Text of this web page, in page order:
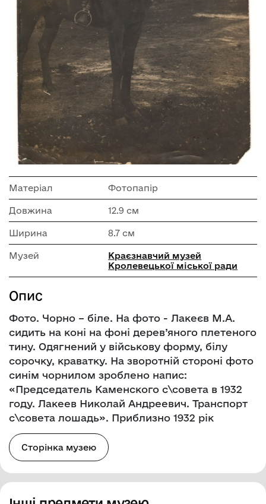
Матеріал Фотопапір
Довжина 12.9 см
Ширина 8.7 см
Музей
Краєзнавчий музей
Кролевецької міської ради
Опис
Фото. Чорно – біле. На фото - Лакеєв М.А.
сидить на коні на фоні дерев’яного плетеного
тину. Одягнений у військову форму, білу
сорочку, краватку. На зворотній стороні фото
синім чорнилом зроблено напис:
«Председатель Каменского с\совета в 1932
году. Лакеев Николай Андреевич. Транспорт
с\совета лошадь». Приблизно 1932 рік
Сторінка музею